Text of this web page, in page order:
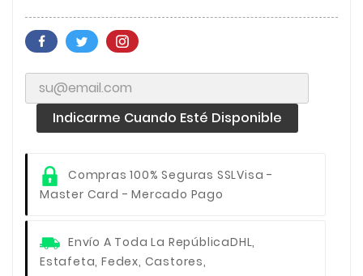
Indicarme Cuando Esté Disponible
Compras 100% Seguras SSLVisa -
Master Card - Mercado Pago
Envío A Toda La RepúblicaDHL,
Estafeta, Fedex, Castores,